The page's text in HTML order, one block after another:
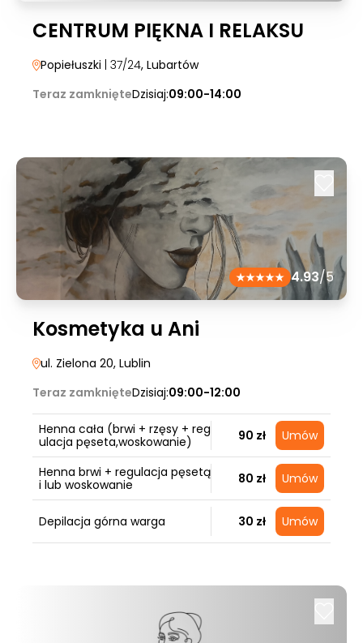
CENTRUM PIĘKNA I RELAKSU
Popiełuszki | 37/24, Lubartów
Teraz zamknięteDzisiaj:09:00-14:00
4.93/5
Kosmetyka u Ani
ul. Zielona 20, Lublin
Teraz zamknięteDzisiaj:09:00-12:00
Henna cała (brwi + rzęsy + reg
ulacja pęseta,woskowanie)
90 zł Umów
Henna brwi + regulacja pęsetą
i lub woskowanie
80 zł Umów
Depilacja górna warga 30 zł Umów